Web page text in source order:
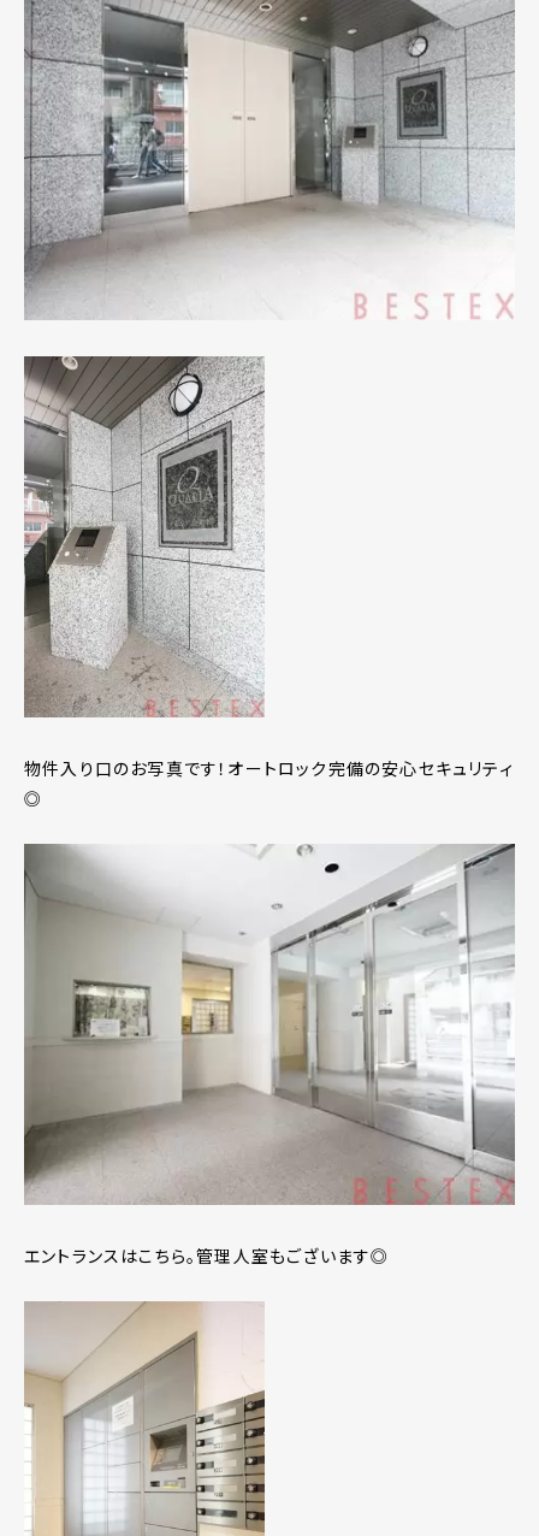
物件入り口のお写真です！オートロック完備の安心セキュリティ
◎
エントランスはこちら。管理人室もございます◎